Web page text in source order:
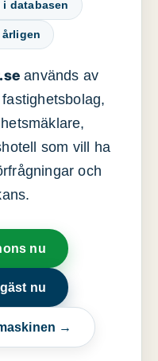
i databasen
årligen
används av
som vill ha
och
nu
nu
→